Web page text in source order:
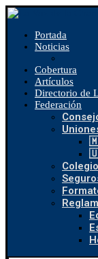
Portada
Noticias
Cobertura
Artículos
Directorio de
Federación